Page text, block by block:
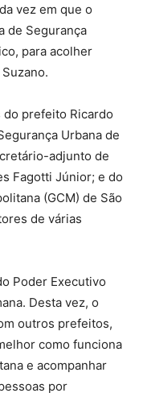
vez em que o
de Segurança
para acolher
prefeito Ricardo
Urbana de
adjunto de
Fagotti Júnior; e do
(GCM) de São
de várias
Poder Executivo
Desta vez, o
outros prefeitos,
como funciona
e acompanhar
por